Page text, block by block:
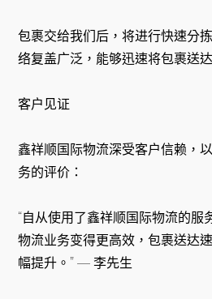
包裹交给我们后，将进行快速分
络复盖广泛，能够迅速将包裹送
客户见证
鑫祥顺国际物流深受客户信赖，
务的评价：
“自从使用了鑫祥顺国际物流的服
物流业务变得更高效，包裹送达
幅提升。” — 李先生